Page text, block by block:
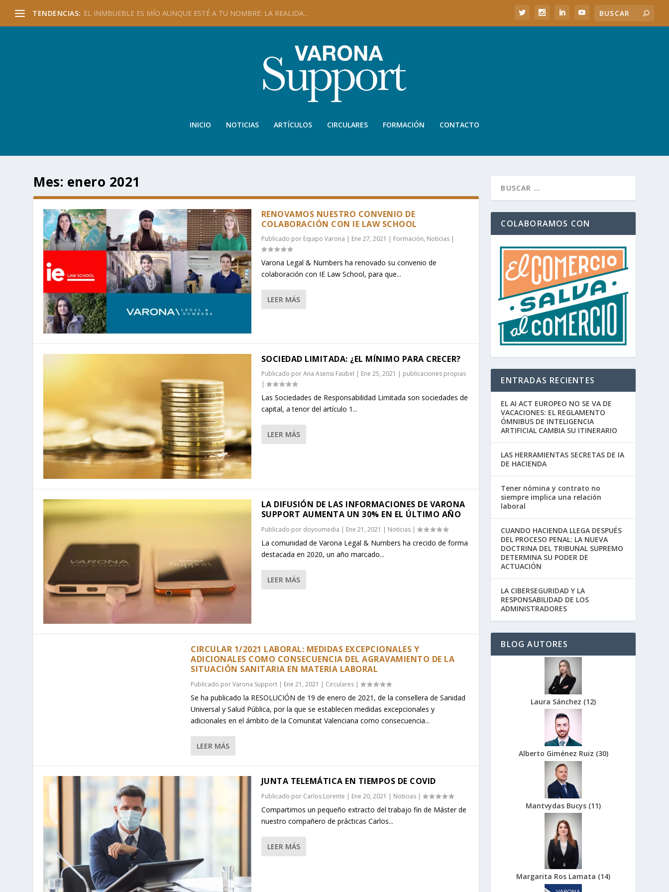
TENDENCIAS: EL INMBUEBLE ES MÍO AUNQUE ESTÉ A TU NOMBRE: LA REALIDA...
INICIO NOTICIAS ARTÍCULOS CIRCULARES FORMACIÓN CONTACTO
Mes: enero 2021
RENOVAMOS NUESTRO CONVENIO DE
COLABORACIÓN CON IE LAW SCHOOL
Publicado por Equipo Varona | Ene 27, 2021 | Formación, Noticias|
Varona Legal & Numbers ha renovado su convenio de
colaboración con IE Law School, para que...
LEER MÁS
SOCIEDAD LIMITADA: ¿EL MÍNIMO PARA CRECER?
Publicado porAna Asensi Faubel | Ene 25, 2021 | publicaciones propias
|
Las Sociedades de Responsabilidad Limitada son sociedades de
capital, a tenor del artículo 1...
LEER MÁS
LA DIFUSIÓN DE LAS INFORMACIONES DE VARONA
SUPPORT AUMENTA UN 30% EN EL ÚLTIMO AÑO
Publicado por doyoumedia | Ene 21, 2021 | Noticias|
La comunidad de Varona Legal & Numbers ha crecido de forma
destacada en 2020, un año marcado...
LEER MÁS
CIRCULAR 1/2021 LABORAL: MEDIDAS EXCEPCIONALES Y
ADICIONALES COMO CONSECUENCIA DEL AGRAVAMIENTO DE LA
SITUACIÓN SANITARIA EN MATERIA LABORAL
Publicado porVarona Support | Ene 21, 2021 | Circulares |
Se ha publicado la RESOLUCIÓN de 19 de enero de 2021, de la consellera de Sanidad
Universal y Salud Pública, por la que se establecen medidas excepcionales y
adicionales en el ámbito de la Comunitat Valenciana como consecuencia...
LEER MÁS
JUNTA TELEMÁTICA EN TIEMPOS DE COVID
Publicado por Carlos Lorente | Ene 20, 2021 | Noticias|
Compartimos un pequeño extracto del trabajo fin de Máster de
nuestro compañero de prácticas Carlos...
LEER MÁS
COLABORAMOS CON
ENTRADAS RECIENTES
EL AI ACT EUROPEO NO SE VA DE
VACACIONES: EL REGLAMENTO
ÓMNIBUS DE INTELIGENCIA
ARTIFICIAL CAMBIA SU ITINERARIO
LAS HERRAMIENTAS SECRETAS DE IA
DE HACIENDA
Tener nómina y contrato no
siempre implica una relación
laboral
CUANDO HACIENDA LLEGA DESPUÉS
DEL PROCESO PENAL: LA NUEVA
DOCTRINA DEL TRIBUNAL SUPREMO
DETERMINA SU PODER DE
ACTUACIÓN
LA CIBERSEGURIDAD Y LA
RESPONSABILIDAD DE LOS
ADMINISTRADORES
BLOG AUTORES
Laura Sánchez (12)
Alberto Giménez Ruiz (30)
Mantvydas Bucys (11)
Margarita Ros Lamata (14)